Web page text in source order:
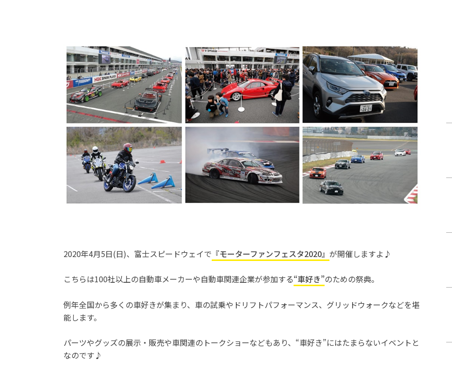
2020年4月5日(日)、富士スピードウェイで 『モーターファンフェスタ2020』 が開催しますよ♪
こちらは100社以上の自動車メーカーや自動車関連企業が参加する“車好き”のための祭典。
例年全国から多くの車好きが集まり、車の試乗やドリフトパフォーマンス、グリッドウォークなどを堪
能します。
パーツやグッズの展示・販売や車関連のトークショーなどもあり、“車好き”にはたまらないイベントと
なのです♪